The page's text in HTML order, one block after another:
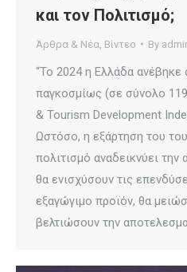
και τον Πολιτισμό;
Άρθρα & Νέα Βίντεο By
“Το 2024 η Ελλάδα ανέβηκε
παγκοσμίως (σε σύνολο
& Tourism Development
Ωστόσο, η εξάρτηση του
πολιτισμό αναδεικνύει την
θα ενισχύσουν τις
εξαγώγιμο προϊόν, θα
βελτιώσουν την